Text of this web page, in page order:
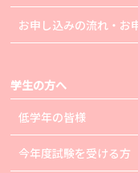
お申し込みの流れ・お
学生の方へ
低学年の皆様
今年度試験を受ける方